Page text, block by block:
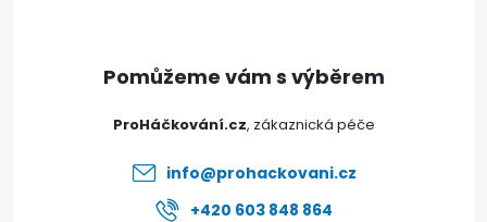
ProHáčkování.cz
info@prohackovani.cz
+420 603 848 864